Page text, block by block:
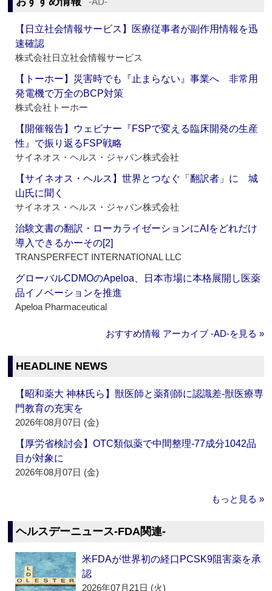
【日立社会情報サービス】医療従事者が副作用情報を迅
速確認
株式会社日立社会情報サービス
【トーホー】災害時でも『止まらない』事業へ 非常用
発電機で万全のBCP対策
株式会社トーホー
【開催報告】ウェビナー『FSPで変える臨床開発の生産
性』で振り返るFSP戦略
サイネオス・ヘルス・ジャパン株式会社
【サイネオス・ヘルス】世界とつなぐ「翻訳者」に 城
山氏に聞く
サイネオス・ヘルス・ジャパン株式会社
治験文書の翻訳・ローカライゼーションにAIをどれだけ
導入できるかーその[2]
TRANSPERFECT INTERNATIONAL LLC
グローバルCDMOのApeloa、日本市場に本格展開し医薬
品イノベーションを推進
Apeloa Pharmaceutical
おすすめ情報 アーカイブ ‐AD‐を見る »
HEADLINE NEWS
【昭和薬大 神林氏ら】獣医師と薬剤師に認識差‐獣医療専
門教育の充実を
2026年08月07日 (金)
【厚労省検討会】OTC類似薬で中間整理‐77成分1042品
目が対象に
2026年08月07日 (金)
もっと見る »
ヘルスデーニュース‐FDA関連‐
米FDAが世界初の経口PCSK9阻害薬を承
認
2026年07月21日 (火)